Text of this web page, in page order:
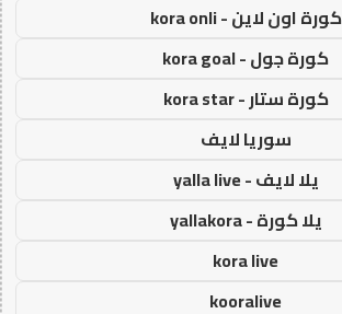
كورة اون لاين - kora onli
كورة جول - kora goal
كورة ستار - kora star
سوريا لايف
يلا لايف - yalla live
يلا كورة - yallakora
kora live
kooralive